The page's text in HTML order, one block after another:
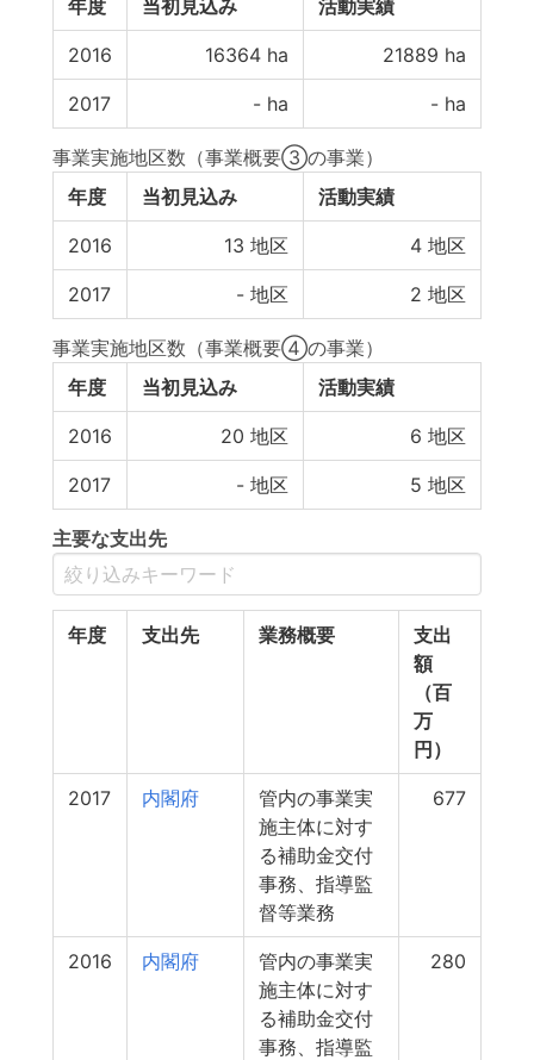
年度 当初見込み 活動実績
2016 16364 ha 21889 ha
2017 - ha - ha
事業実施地区数（事業概要③の事業）
年度
当初見込み 活動実績
2016 13 地区 4 地区
2017 - 地区 2 地区
事業実施地区数（事業概要④の事業）
年度
当初見込み 活動実績
2016 20 地区 6 地区
2017 - 地区 5 地区
主要な支出先
年度 支出先 業務概要
支出
額
（百
万
円）
2017 内閣府
管内の事業実
施主体に対す
る補助金交付
事務、指導監
督等業務
677
2016 内閣府
管内の事業実
施主体に対す
る補助金交付
事務、指導監
280